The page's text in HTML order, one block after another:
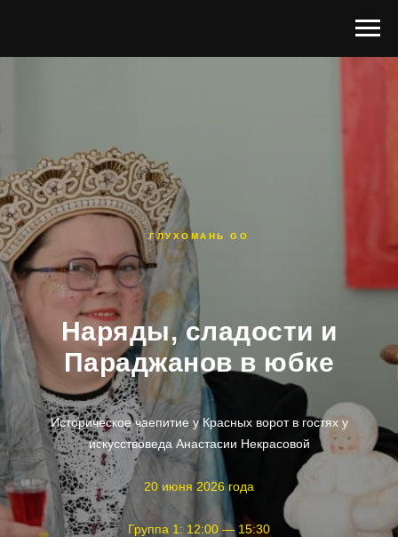
ГЛУХОМАНЬ GO
Наряды, сладости и
Параджанов в юбке
Историческое чаепитие у Красных ворот в гостях у
искусствоведа Анастасии Некрасовой
20 июня 2026 года
Группа 1: 12:00 — 15:30